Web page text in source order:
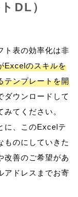
DL）
ト表の効率化は非
Excelのスキルを
テンプレートを開
ダウンロードして
てください。
に、このExcelテ
ものにしていきた
改善のご希望があ
アドレスまでお寄